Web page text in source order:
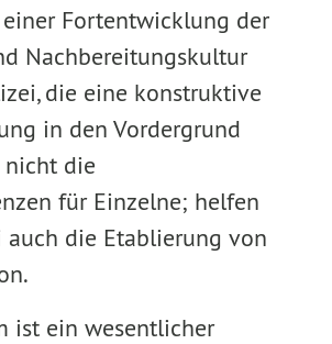
Fortentwicklung der
Nachbereitungskultur
die eine konstruktive
in den Vordergrund
die
für Einzelne; helfen
auch die Etablierung von
ist ein wesentlicher